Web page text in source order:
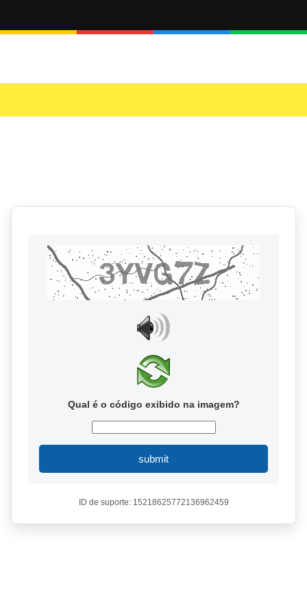
Qual é o código exibido na imagem?
submit
ID de suporte: 15218625772136962459